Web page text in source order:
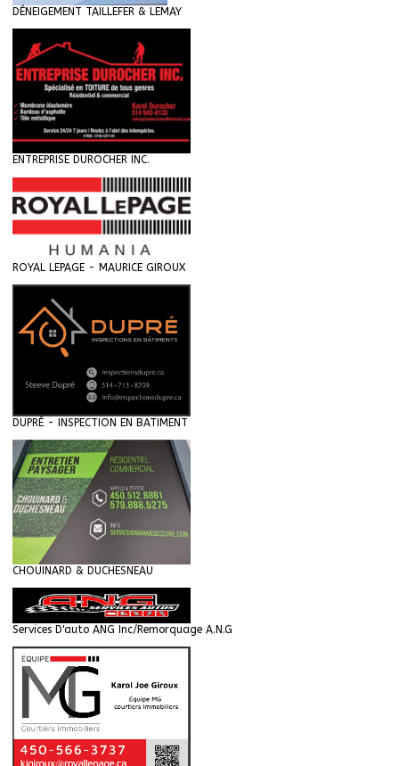
DÉNEIGEMENT TAILLEFER & LEMAY
ENTREPRISE DUROCHER INC.
ROYAL LEPAGE - MAURICE GIROUX
DUPRÉ - INSPECTION EN BATIMENT
CHOUINARD & DUCHESNEAU
Services D'auto ANG Inc/Remorquage A.N.G